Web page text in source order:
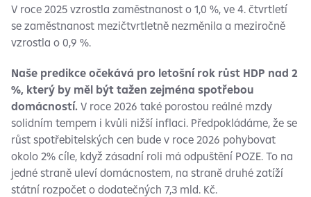
V roce 2025 vzrostla zaměstnanost o 1,0 %, ve 4. čtvrtletí
se zaměstnanost mezičtvrtletně nezměnila a meziročně
vzrostla o 0,9 %.
Naše predikce očekává pro letošní rok růst HDP nad 2
%, který by měl být tažen zejména spotřebou
domácností. V roce 2026 také porostou reálné mzdy
solidním tempem i kvůli nižší inflaci. Předpokládáme, že se
růst spotřebitelských cen bude v roce 2026 pohybovat
okolo 2% cíle, když zásadní roli má odpuštění POZE. To na
jedné straně uleví domácnostem, na straně druhé zatíží
státní rozpočet o dodatečných 7,3 mld. Kč.